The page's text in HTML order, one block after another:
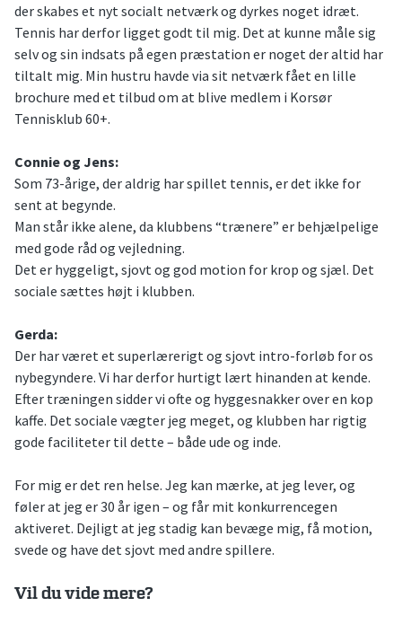
der skabes et nyt socialt netværk og dyrkes noget idræt.
Tennis har derfor ligget godt til mig. Det at kunne måle sig
selv og sin indsats på egen præstation er noget der altid har
tiltalt mig. Min hustru havde via sit netværk fået en lille
brochure med et tilbud om at blive medlem i Korsør
Tennisklub 60+.
Connie og Jens:
Som 73-årige, der aldrig har spillet tennis, er det ikke for
sent at begynde.
Man står ikke alene, da klubbens “trænere” er behjælpelige
med gode råd og vejledning.
Det er hyggeligt, sjovt og god motion for krop og sjæl. Det
sociale sættes højt i klubben.
Gerda:
Der har været et superlærerigt og sjovt intro-forløb for os
nybegyndere. Vi har derfor hurtigt lært hinanden at kende.
Efter træningen sidder vi ofte og hyggesnakker over en kop
kaffe. Det sociale vægter jeg meget, og klubben har rigtig
gode faciliteter til dette – både ude og inde.
For mig er det ren helse. Jeg kan mærke, at jeg lever, og
føler at jeg er 30 år igen – og får mit konkurrencegen
aktiveret. Dejligt at jeg stadig kan bevæge mig, få motion,
svede og have det sjovt med andre spillere.
Vil du vide mere?